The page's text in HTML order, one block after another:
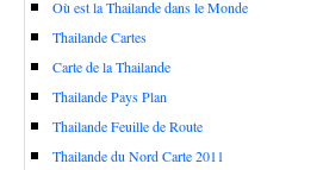
Où est la Thailande dans le Monde
Thailande Cartes
Carte de la Thailande
Thailande Pays Plan
Thailande Feuille de Route
Thailande du Nord Carte 2011